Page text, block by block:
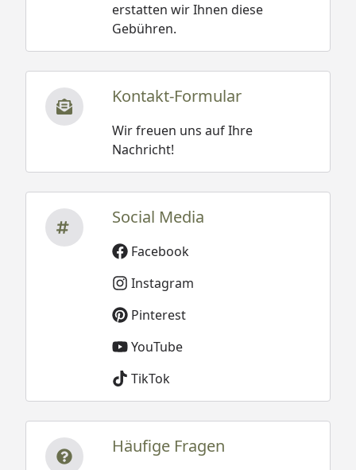
erstatten wir Ihnen diese
Gebühren.
Kontakt-Formular
Wir freuen uns auf Ihre
Nachricht!
Social Media
Facebook
Instagram
Pinterest
YouTube
TikTok
Häufige Fragen